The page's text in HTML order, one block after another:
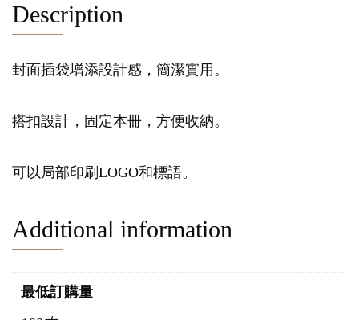
Description
封面插袋增添設計感，簡潔實用。
搭扣設計，固定本冊，方便收納。
可以局部印刷LOGO和標語。
Additional information
最低訂購量